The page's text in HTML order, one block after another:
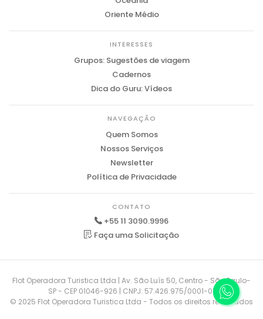
Oriente Médio
INTERESSES
Grupos: Sugestões de viagem
Cadernos
Dica do Guru: Vídeos
NAVEGAÇÃO
Quem Somos
Nossos Serviços
Newsletter
Política de Privacidade
CONTATO
+55 11 3090.9996
Faça uma Solicitação
Flot Operadora Turistica Ltda | Av. São Luís 50, Centro - São Paulo-
SP - CEP 01046-926 | CNPJ: 57.426.975/0001-01
© 2025 Flot Operadora Turistica Ltda - Todos os direitos reservados